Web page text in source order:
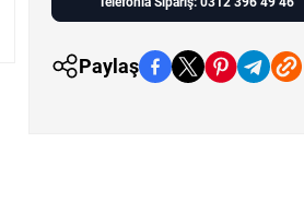
Paylaş